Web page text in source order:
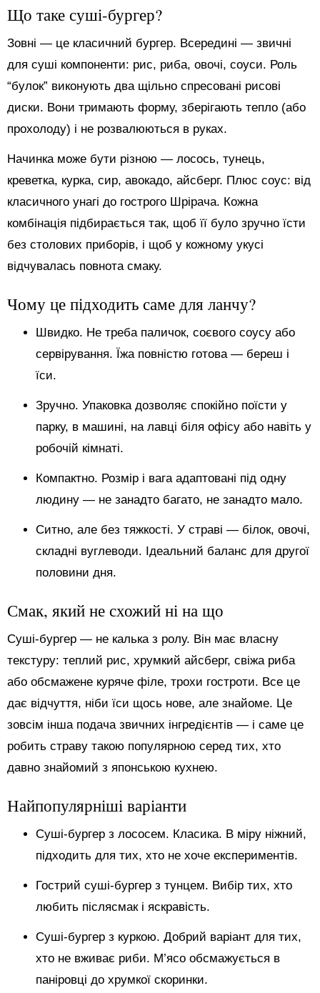
Що таке суші-бургер?
Зовні — це класичний бургер. Всередині — звичні
для суші компоненти: рис, риба, овочі, соуси. Роль
“булок” виконують два щільно спресовані рисові
диски. Вони тримають форму, зберігають тепло (або
прохолоду) і не розвалюються в руках.
Начинка може бути різною — лосось, тунець,
креветка, курка, сир, авокадо, айсберг. Плюс соус: від
класичного унагі до гострого Шрірача. Кожна
комбінація підбирається так, щоб її було зручно їсти
без столових приборів, і щоб у кожному укусі
відчувалась повнота смаку.
Чому це підходить саме для ланчу?
Швидко. Не треба паличок, соєвого соусу або
сервірування. Їжа повністю готова — береш і
їси.
Зручно. Упаковка дозволяє спокійно поїсти у
парку, в машині, на лавці біля офісу або навіть у
робочій кімнаті.
Компактно. Розмір і вага адаптовані під одну
людину — не занадто багато, не занадто мало.
Ситно, але без тяжкості. У страві — білок, овочі,
складні вуглеводи. Ідеальний баланс для другої
половини дня.
Смак, який не схожий ні на що
Суші-бургер — не калька з ролу. Він має власну
текстуру: теплий рис, хрумкий айсберг, свіжа риба
або обсмажене куряче філе, трохи гостроти. Все це
дає відчуття, ніби їси щось нове, але знайоме. Це
зовсім інша подача звичних інгредієнтів — і саме це
робить страву такою популярною серед тих, хто
давно знайомий з японською кухнею.
Найпопулярніші варіанти
Суші-бургер з лососем. Класика. В міру ніжний,
підходить для тих, хто не хоче експериментів.
Гострий суші-бургер з тунцем. Вибір тих, хто
любить післясмак і яскравість.
Суші-бургер з куркою. Добрий варіант для тих,
хто не вживає риби. М’ясо обсмажується в
паніровці до хрумкої скоринки.